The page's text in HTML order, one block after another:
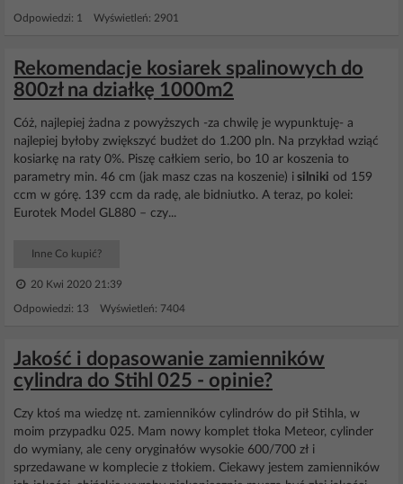
Odpowiedzi: 1 Wyświetleń: 2901
Rekomendacje kosiarek spalinowych do
800zł na działkę 1000m2
Cóż, najlepiej żadna z powyższych -za chwilę je wypunktuję- a
najlepiej byłoby zwiększyć budżet do 1.200 pln. Na przykład wziąć
kosiarkę na raty 0%. Piszę całkiem serio, bo 10 ar koszenia to
parametry min. 46 cm (jak masz czas na koszenie) i silniki od 159
ccm w górę. 139 ccm da radę, ale bidniutko. A teraz, po kolei:
Eurotek Model GL880 – czy...
Inne Co kupić?
20 Kwi 2020 21:39
Odpowiedzi: 13 Wyświetleń: 7404
Jakość i dopasowanie zamienników
cylindra do Stihl 025 - opinie?
Czy ktoś ma wiedzę nt. zamienników cylindrów do pił Stihla, w
moim przypadku 025. Mam nowy komplet tłoka Meteor, cylinder
do wymiany, ale ceny oryginałów wysokie 600/700 zł i
sprzedawane w komplecie z tłokiem. Ciekawy jestem zamienników